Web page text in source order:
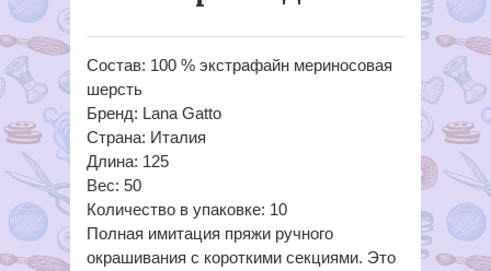
Состав: 100 % экстрафайн мериносовая
шерсть
Бренд: Lana Gatto
Страна: Италия
Длина: 125
Вес: 50
Количество в упаковке: 10
Полная имитация пряжи ручного
окрашивания с короткими секциями. Это